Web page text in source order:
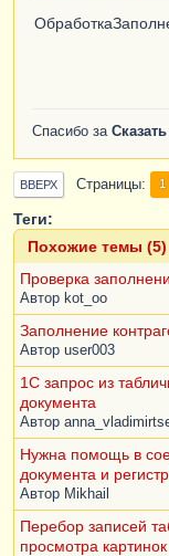
Спасибо за
ВВЕРХ Страницы 1
Теги:
Похожие темы (5)
Проверка
Автор kot_oo
Заполнение
Автор user003
1С запрос из
документа
Автор
Нужна помощь в
документа и
Автор Mikhail
Перебор записей
просмотра картинок